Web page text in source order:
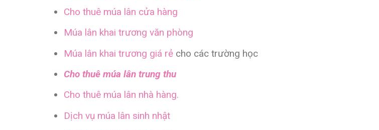
Cho thuê múa lân cửa hàng
Múa lân khai trương văn phòng
Múa lân khai trương giá rẻcho các trường học
Cho thuê múa lân trung thu
Cho thuê múa lân nhà hàng.
Dịch vụ múa lân sinh nhật